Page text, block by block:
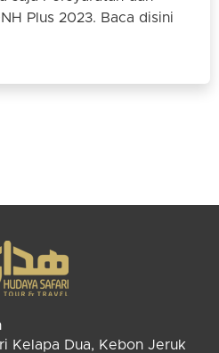
Plus 2023. Baca disini
Kelapa Dua, Kebon Jeruk